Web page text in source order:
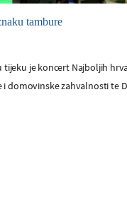
tambure
tijeku je koncert Najboljih
domovinske zahvalnosti te